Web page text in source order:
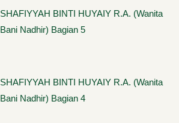
SHAFIYYAH BINTI HUYAIY R.A. (Wanita
Bani Nadhir) Bagian 5
SHAFIYYAH BINTI HUYAIY R.A. (Wanita
Bani Nadhir) Bagian 4